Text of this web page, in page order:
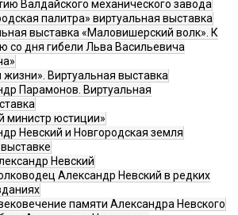
Валдайского механического завода
палитра» виртуальная выставка
выставка «Маловишерский волк». К
со дня гибели Льва Васильевича
жизни». Виртуальная выставка
Парамонов. Виртуальная
министр юстиции»
Невский и Новгородская земля
Невский
Александр Невский в редких
памяти Александра Невского